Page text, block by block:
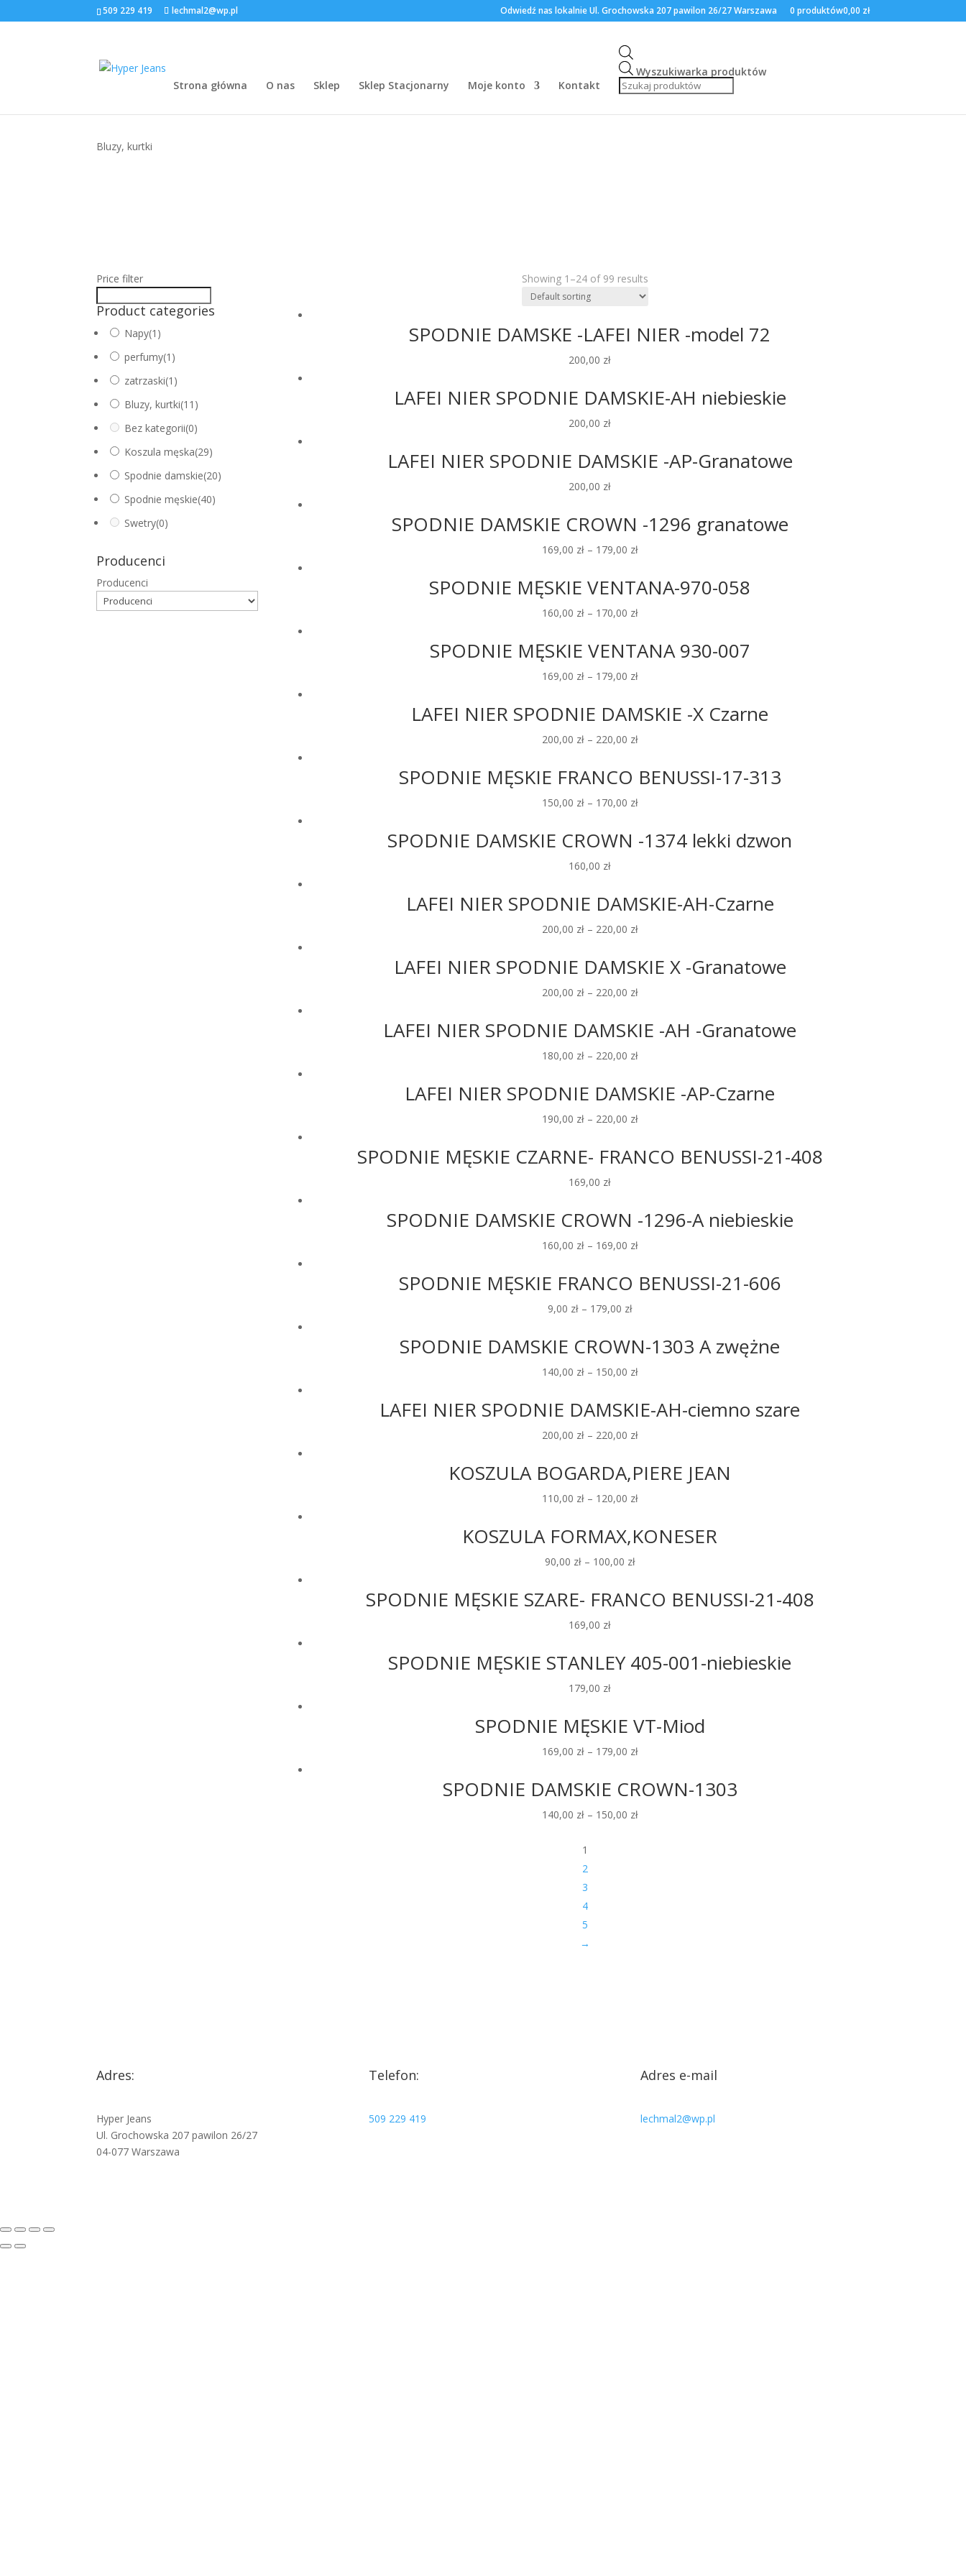
509 229 419 lechmal2@wp.pl Odwiedź nas lokalnie Ul. Grochowska 207 pawilon 26/27 Warszawa 0 produktów0,00 zł
Strona główna O nas Sklep Sklep Stacjonarny Moje konto Kontakt
Wyszukiwarka produktów
Bluzy, kurtki
Price filter
Product categories
Napy(1)
perfumy(1)
zatrzaski(1)
Bluzy, kurtki(11)
Bez kategorii(0)
Koszula męska(29)
Spodnie damskie(20)
Spodnie męskie(40)
Swetry(0)
Producenci
Producenci
Showing 1–24 of 99 results
SPODNIE DAMSKE -LAFEI NIER -model 72
200,00 zł
LAFEI NIER SPODNIE DAMSKIE-AH niebieskie
200,00 zł
LAFEI NIER SPODNIE DAMSKIE -AP-Granatowe
200,00 zł
SPODNIE DAMSKIE CROWN -1296 granatowe
169,00 zł– 179,00 zł
SPODNIE MĘSKIE VENTANA-970-058
160,00 zł– 170,00 zł
SPODNIE MĘSKIE VENTANA 930-007
169,00 zł– 179,00 zł
LAFEI NIER SPODNIE DAMSKIE -X Czarne
200,00 zł– 220,00 zł
SPODNIE MĘSKIE FRANCO BENUSSI-17-313
150,00 zł– 170,00 zł
SPODNIE DAMSKIE CROWN -1374 lekki dzwon
160,00 zł
LAFEI NIER SPODNIE DAMSKIE-AH-Czarne
200,00 zł– 220,00 zł
LAFEI NIER SPODNIE DAMSKIE X -Granatowe
200,00 zł– 220,00 zł
LAFEI NIER SPODNIE DAMSKIE -AH -Granatowe
180,00 zł– 220,00 zł
LAFEI NIER SPODNIE DAMSKIE -AP-Czarne
190,00 zł– 220,00 zł
SPODNIE MĘSKIE CZARNE- FRANCO BENUSSI-21-408
169,00 zł
SPODNIE DAMSKIE CROWN -1296-A niebieskie
160,00 zł– 169,00 zł
SPODNIE MĘSKIE FRANCO BENUSSI-21-606
9,00 zł– 179,00 zł
SPODNIE DAMSKIE CROWN-1303 A zwężne
140,00 zł– 150,00 zł
LAFEI NIER SPODNIE DAMSKIE-AH-ciemno szare
200,00 zł– 220,00 zł
KOSZULA BOGARDA,PIERE JEAN
110,00 zł– 120,00 zł
KOSZULA FORMAX,KONESER
90,00 zł– 100,00 zł
SPODNIE MĘSKIE SZARE- FRANCO BENUSSI-21-408
169,00 zł
SPODNIE MĘSKIE STANLEY 405-001-niebieskie
179,00 zł
SPODNIE MĘSKIE VT-Miod
169,00 zł– 179,00 zł
SPODNIE DAMSKIE CROWN-1303
140,00 zł– 150,00 zł
1
2
3
4
5
→
Adres:
Hyper Jeans
Ul. Grochowska 207 pawilon 26/27
04-077 Warszawa
Telefon:
509 229 419
Adres e-mail
lechmal2@wp.pl